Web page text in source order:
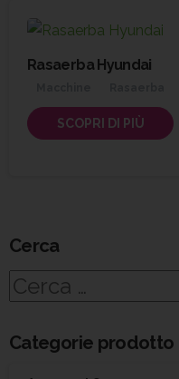
Rasaerba Hyundai
SCOPRI DI PIÙ
Cerca
Ricerca
Categorie prodotto